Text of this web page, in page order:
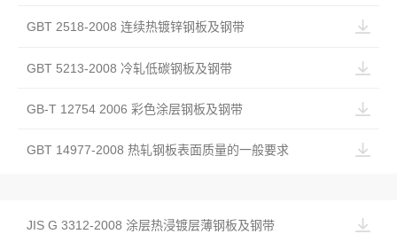
GBT 2518-2008 连续热镀锌钢板及钢带
GBT 5213-2008 冷轧低碳钢板及钢带
GB-T 12754 2006 彩色涂层钢板及钢带
GBT 14977-2008 热轧钢板表面质量的一般要求
JIS G 3312-2008 涂层热浸镀层薄钢板及钢带